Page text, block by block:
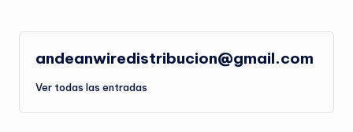
andeanwiredistribucion@gmail.com
Ver todas las entradas